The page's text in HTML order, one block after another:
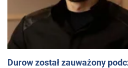
Durow został zauważony